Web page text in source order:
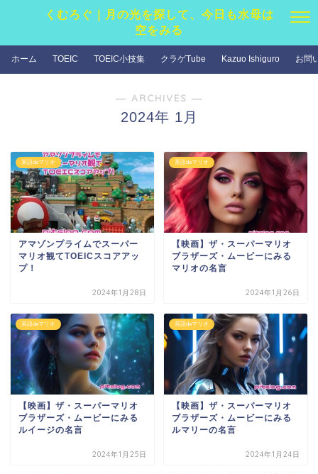
くむろぐ｜月の光を探して、今日も水母は
空をみる
ホーム TOEIC TOEIC小技集 クラゲTube Kazuo Ishiguro お問
― ARCHIVES ―
2024年 1月
英語deマリオ
アマゾンプライムでスーパー
マリオ観てTOEICスコアアッ
プ！
2024年1月28日
英語deマリオ
【映画】ザ・スーパーマリオ
ブラザーズ・ムービーにみる
マリオの名言
2024年1月26日
英語deマリオ
【映画】ザ・スーパーマリオ
ブラザーズ・ムービーにみる
ルイージの名言
2024年1月25日
英語deマリオ
【映画】ザ・スーパーマリオ
ブラザーズ・ムービーにみる
ルマリーの名言
2024年1月24日